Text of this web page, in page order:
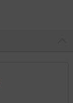
，我便住在台北北
的後園，是我經
鳥嗎？現在台北連